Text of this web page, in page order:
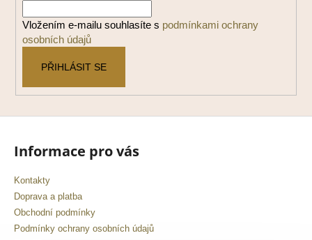
HLEDAT
D
p
o
r
u
Vložením e-mailu souhlasíte s podmínkami ochrany
osobních údajů
PŘIHLÁSIT SE
Informace pro vás
Kontakty
Doprava a platba
Obchodní podmínky
Podmínky ochrany osobních údajů